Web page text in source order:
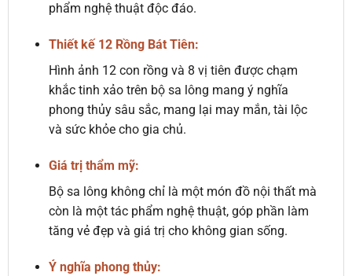
phẩm nghệ thuật độc đáo.
Thiết kế 12 Rồng Bát Tiên:
Hình ảnh 12 con rồng và 8 vị tiên được chạm
khắc tinh xảo trên bộ sa lông mang ý nghĩa
phong thủy sâu sắc, mang lại may mắn, tài lộc
và sức khỏe cho gia chủ.
Giá trị thẩm mỹ:
Bộ sa lông không chỉ là một món đồ nội thất mà
còn là một tác phẩm nghệ thuật, góp phần làm
tăng vẻ đẹp và giá trị cho không gian sống.
Ý nghĩa phong thủy: